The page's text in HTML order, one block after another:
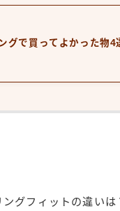
グで買ってよかった物4
グフィットの違いは